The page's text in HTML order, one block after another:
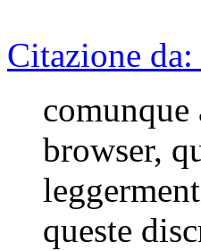
Citazione
comunque
browser,
queste